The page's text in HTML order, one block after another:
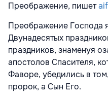
Преображение, пишет
Преображение Господа
Двунадесятых
праздников, знаменуя
апостолов Спасителя,
Фаворе, убедились в
пророк, a Сын Его.